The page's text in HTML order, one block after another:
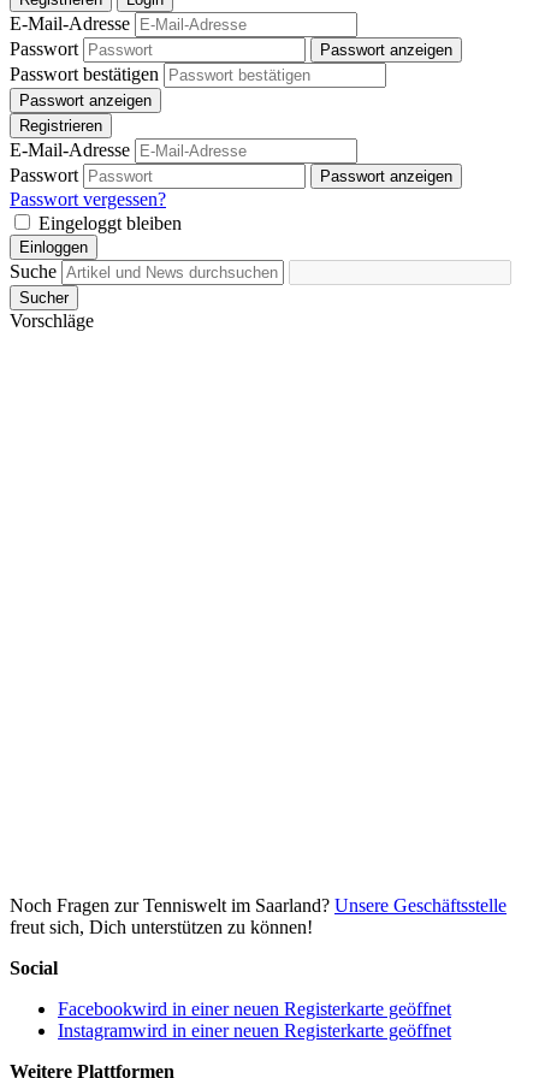
angepasst werden.
E-Mail-Adresse
Passwort
Passwort anzeigen
Passwort bestätigen
Passwort anzeigen
Registrieren
E-Mail-Adresse
Passwort
Passwort anzeigen
Passwort vergessen?
Eingeloggt bleiben
Einloggen
Suche
Sucher
Vorschläge
Noch Fragen zur Tenniswelt im Saarland? Unsere Geschäftsstelle
freut sich, Dich unterstützen zu können!
Social
Facebookwird in einer neuen Registerkarte geöffnet
Instagramwird in einer neuen Registerkarte geöffnet
Weitere Plattformen